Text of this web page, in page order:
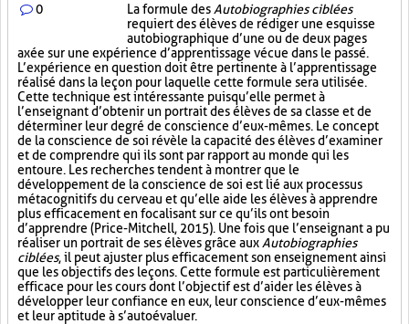
0 La formule des Autobiographies ciblées
requiert des élèves de rédiger une esquisse
autobiographique d’une ou de deux pages
axée sur une expérience d’apprentissage vécue dans le passé.
L’expérience en question doit être pertinente à l’apprentissage
réalisé dans la leçon pour laquelle cette formule sera utilisée.
Cette technique est intéressante puisqu’elle permet à
l’enseignant d’obtenir un portrait des élèves de sa classe et de
déterminer leur degré de conscience d’eux-mêmes. Le concept
de la conscience de soi révèle la capacité des élèves d’examiner
et de comprendre qui ils sont par rapport au monde qui les
entoure. Les recherches tendent à montrer que le
développement de la conscience de soi est lié aux processus
métacognitifs du cerveau et qu’elle aide les élèves à apprendre
plus efficacement en focalisant sur ce qu’ils ont besoin
d’apprendre (Price-Mitchell, 2015). Une fois que l’enseignant a pu
réaliser un portrait de ses élèves grâce aux Autobiographies
ciblées, il peut ajuster plus efficacement son enseignement ainsi
que les objectifs des leçons. Cette formule est particulièrement
efficace pour les cours dont l’objectif est d’aider les élèves à
développer leur confiance en eux, leur conscience d’eux-mêmes
et leur aptitude à s’autoévaluer.